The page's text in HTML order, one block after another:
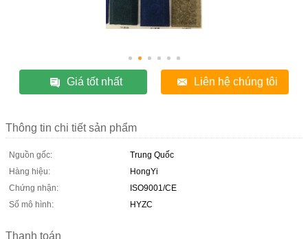
Giá tốt nhất Liên hệ chúng tôi
Thông tin chi tiết sản phẩm
Nguồn gốc:
Trung Quốc
Hàng hiệu:
HongYi
Chứng nhận:
ISO9001/CE
Số mô hình:
HYZC
Thanh toán